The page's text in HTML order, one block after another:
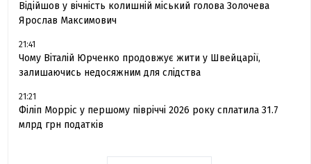
Відійшов у вічність колишній міський голова Золочева
Ярослав Максимович
21:41
Чому Віталій Юрченко продовжує жити у Швейцарії,
залишаючись недосяжним для слідства
21:21
Філіп Морріс у першому півріччі 2026 року сплатила 31.7
млрд грн податків